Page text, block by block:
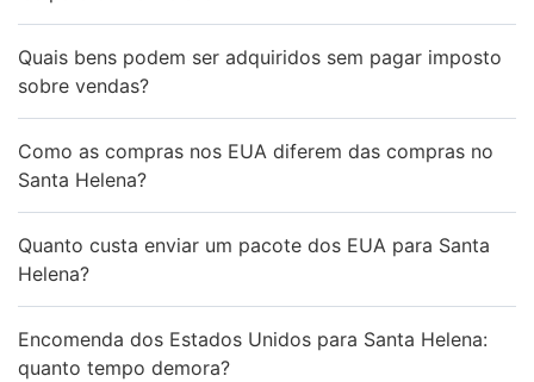
Quais bens podem ser adquiridos sem pagar imposto
sobre vendas?
Como as compras nos EUA diferem das compras no
Santa Helena?
Quanto custa enviar um pacote dos EUA para Santa
Helena?
Encomenda dos Estados Unidos para Santa Helena:
quanto tempo demora?